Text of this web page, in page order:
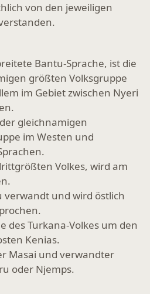
von den jeweiligen
Bantu-Sprache, ist die
größten Volksgruppe
im Gebiet zwischen Nyeri
gleichnamigen
im Westen und
Volkes, wird am
verwandt und wird östlich
des Turkana-Volkes um den
Kenias.
Masai und verwandter
oder Njemps.